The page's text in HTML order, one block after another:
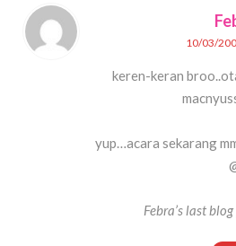
10/03/
keren-keran
yup…acara sekarang
Febra’s last